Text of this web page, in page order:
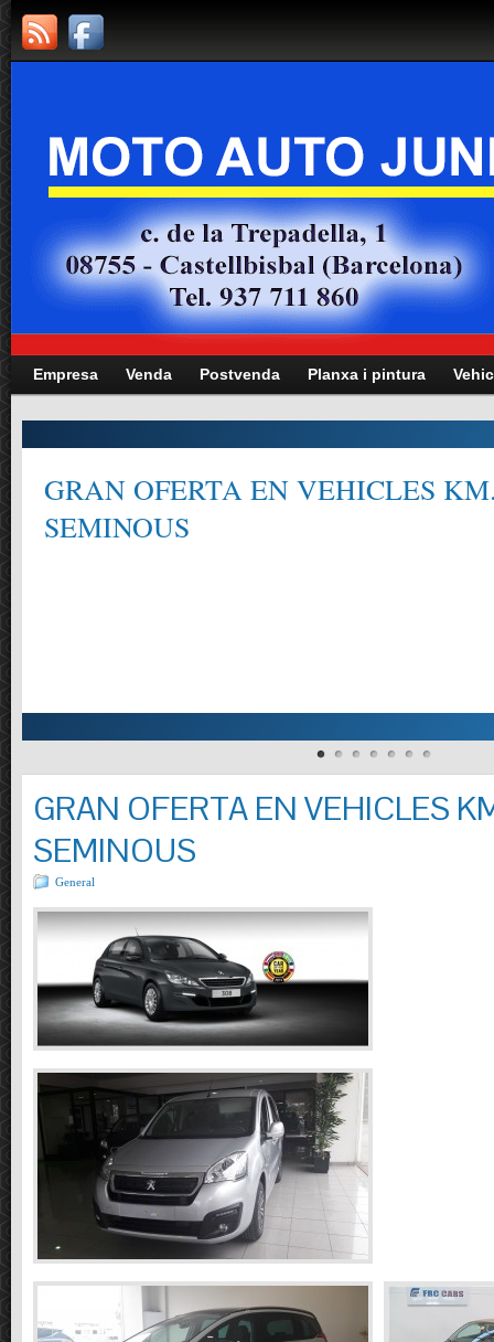
Empresa Venda Postvenda Planxa i pintura
GRAN OFERTA EN VEHICLES
SEMINOUS
GRAN OFERTA EN VEHICLES
SEMINOUS
General